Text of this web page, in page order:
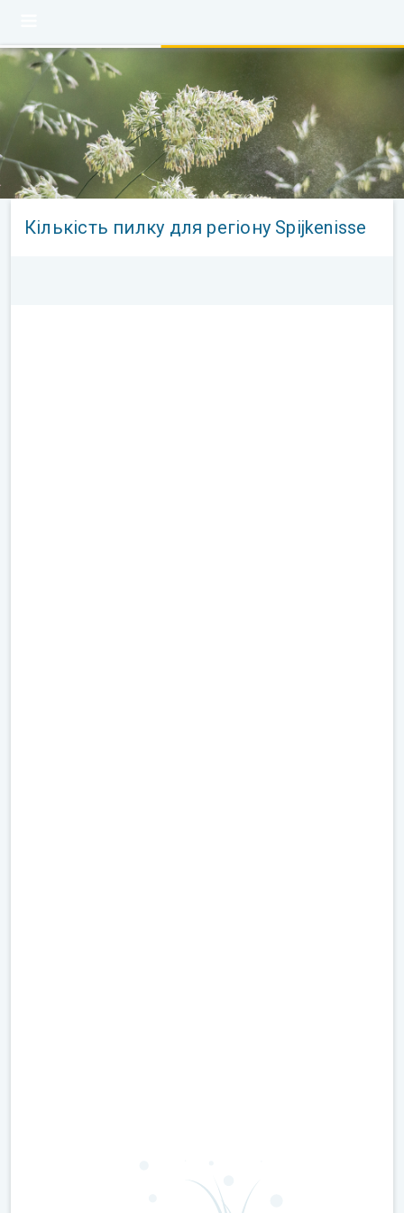
Кількість пилку для регіону Spijkenisse